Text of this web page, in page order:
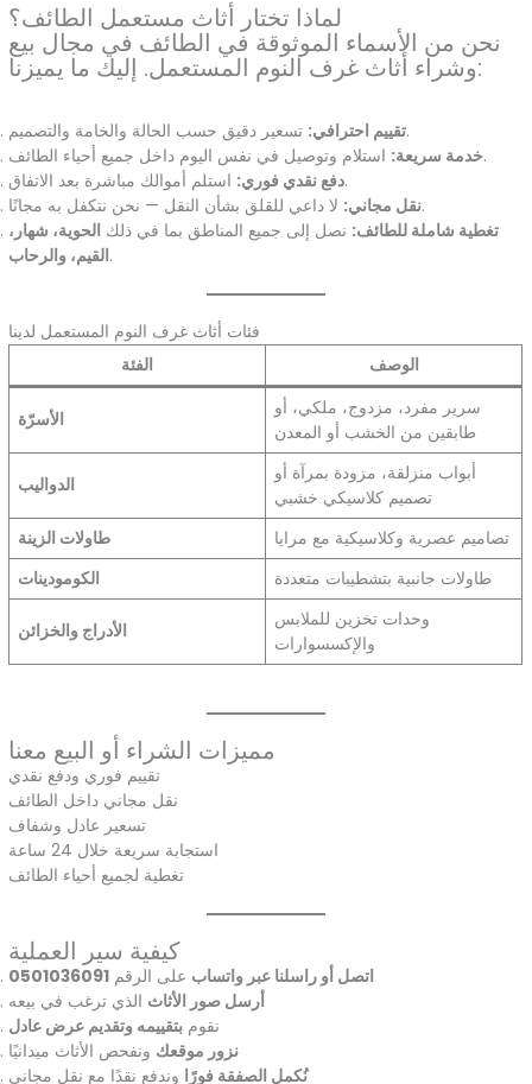
لماذا تختار أثاث مستعمل الطائف؟
نحن من الأسماء الموثوقة في الطائف في مجال بيع
وشراء أثاث غرف النوم المستعمل. إليك ما يميزنا:
تقييم احترافي:تسعير دقيق حسب الحالة والخامة والتصميم.
خدمة سريعة:استلام وتوصيل في نفس اليوم داخل جميع أحياء الطائف.
دفع نقدي فوري:استلم أموالك مباشرة بعد الاتفاق.
نقل مجاني:لا داعي للقلق بشأن النقل — نحن نتكفل به مجانًا.
تغطية شاملة للطائف: نصل إلى جميع المناطق بما في ذلك الحوية، شهار،
القيم، والرحاب.
فئات أثاث غرف النوم المستعمل لدينا
الفئة
الوصف
الأسرّة
سرير مفرد، مزدوج، ملكي، أو
طابقين من الخشب أو المعدن
الدواليب
أبواب منزلقة، مزودة بمرآة أو
تصميم كلاسيكي خشبي
طاولات الزينة
تصاميم عصرية وكلاسيكية مع مرايا
الكومودينات
طاولات جانبية بتشطيبات متعددة
الأدراج والخزائن
وحدات تخزين للملابس
والإكسسوارات
مميزات الشراء أو البيع معنا
تقييم فوري ودفع نقدي
نقل مجاني داخل الطائف
تسعير عادل وشفاف
استجابة سريعة خلال 24 ساعة
تغطية لجميع أحياء الطائف
كيفية سير العملية
اتصل أو راسلنا عبر واتساب على الرقم 0501036091
أرسل صور الأثاث الذي ترغب في بيعه
نقوم بتقييمه وتقديم عرض عادل
نزور موقعك ونفحص الأثاث ميدانيًا
نُكمل الصفقة فورًا وندفع نقدًا مع نقل مجاني